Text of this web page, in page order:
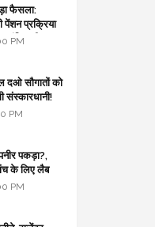
फैसला:
पेंशन प्रक्रिया
PM
दओ सौगातों को
संस्कारधानी!
PM
पकड़ा?,
के लिए लैब
PM